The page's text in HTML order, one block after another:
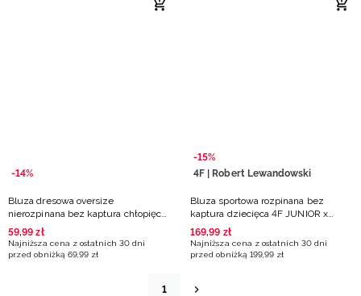
-14%
Bluza dresowa oversize
nierozpinana bez kaptura chłopięca
- szara
59,99 zł
Najniższa cena z ostatnich 30 dni
przed obniżką 69,99 zł
-15%
4F | Robert Lewandowski
Bluza sportowa rozpinana bez
kaptura dziecięca 4F JUNIOR x
Robert Lewandowski - czarna
169,99 zł
Najniższa cena z ostatnich 30 dni
przed obniżką 199,99 zł
1